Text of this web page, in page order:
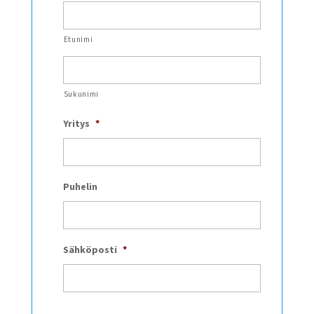
Etunimi
Sukunimi
Yritys *
Puhelin
Sähköposti *